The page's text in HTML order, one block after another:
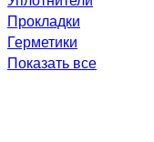
Прокладки
Герметики
Показать все